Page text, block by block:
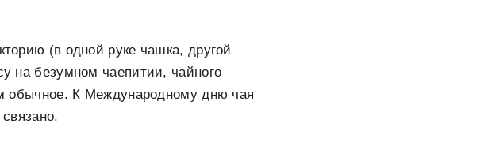
(в одной руке чашка, другой
на безумном чаепитии, чайного
обычное. К Международному дню чая